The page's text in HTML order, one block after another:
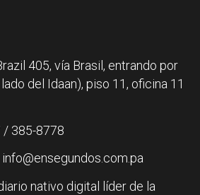
405, vía Brasil, entrando por
del Idaan), piso 11, oficina 11
/ 385-8778
nativo digital líder de la